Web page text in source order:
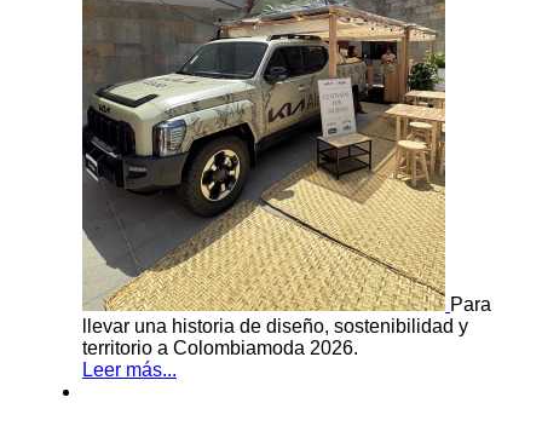
Para
llevar una historia de diseño, sostenibilidad y
territorio a Colombiamoda 2026.
Leer más...